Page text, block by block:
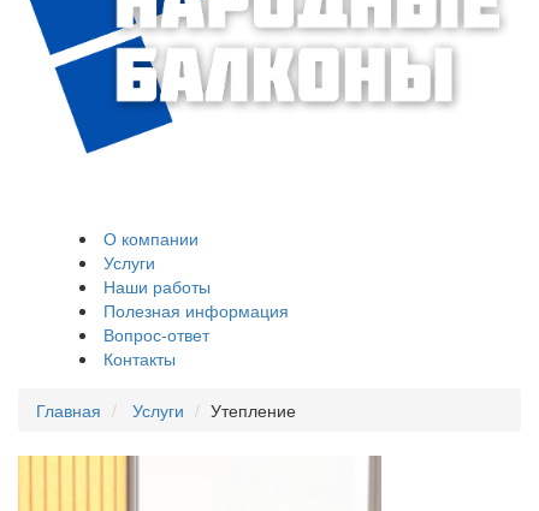
О компании
Услуги
Наши работы
Полезная информация
Вопрос-ответ
Контакты
Главная Услуги Утепление